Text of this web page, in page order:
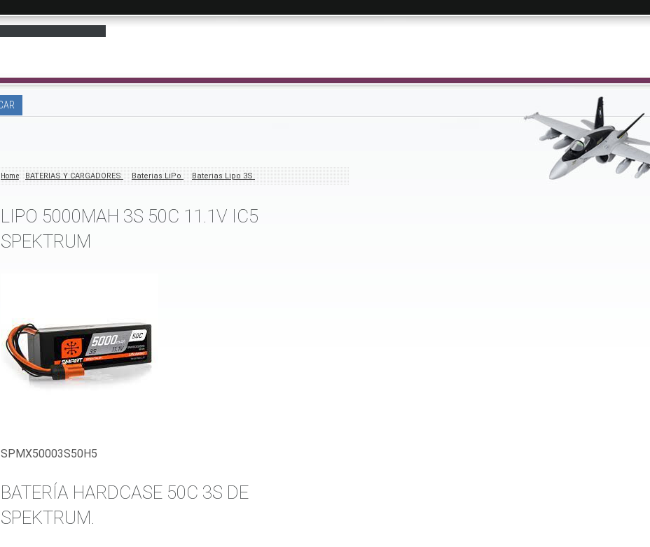
Home BATERIAS Y CARGADORES Baterias LiPo Baterias Lipo 3S
LIPO 5000MAH 3S 50C 11.1V IC5
SPEKTRUM
SPMX50003S50H5
BATERÍA HARDCASE 50C 3S DE
SPEKTRUM.